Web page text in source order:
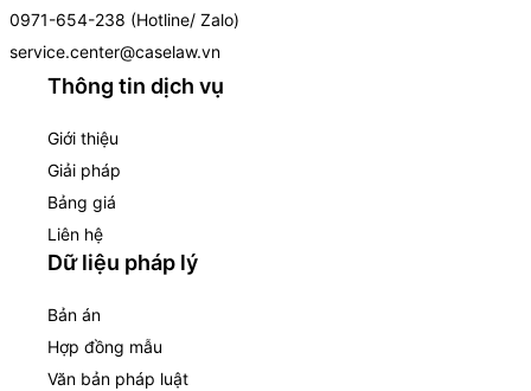
0971-654-238 (Hotline/ Zalo)
service.center@caselaw.vn
Thông tin dịch vụ
Giới thiệu
Giải pháp
Bảng giá
Liên hệ
Dữ liệu pháp lý
Bản án
Hợp đồng mẫu
Văn bản pháp luật